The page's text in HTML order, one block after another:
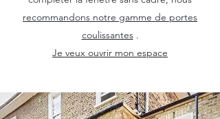
recommandons notre gamme de portes
coulissantes.
Je veux ouvrir mon espace